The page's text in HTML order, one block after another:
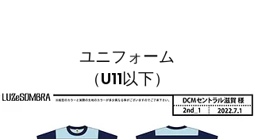
​​ユニフォーム
​​（U11以下）